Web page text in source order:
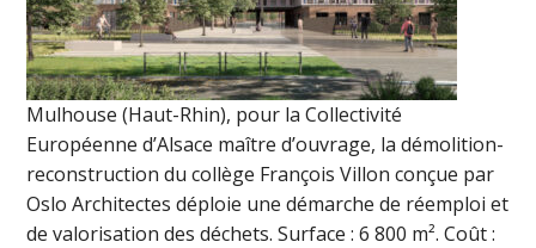
Mulhouse (Haut-Rhin), pour la Collectivité
Européenne d’Alsace maître d’ouvrage, la démolition-
reconstruction du collège François Villon conçue par
Oslo Architectes déploie une démarche de réemploi et
de valorisation des déchets. Surface : 6 800 m². Coût :